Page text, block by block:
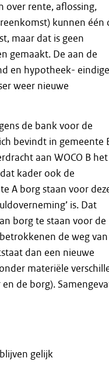
over rente, aflossing,
kunnen één
maar dat is geen
gemaakt. De aan de
en hypotheek-
weer nieuwe
de bank voor de
bevindt in gemeente
aan WOCO B het
kader ook de
A borg staan voor
is. Dat
borg te staan voor de
de weg van
dan een nieuwe
materiële
de borg).
gelijk